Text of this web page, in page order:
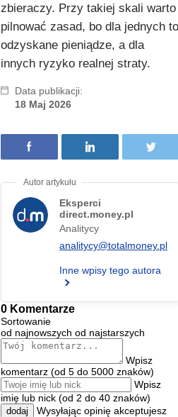
zbieraczy. Przy takiej skali warto
pilnować zasad, bo dla jednych to
odzyskane pieniądze, a dla
innych ryzyko realnej straty.
Data publikacji:
18 Maj 2026
Eksperci
direct.money.pl
Analitycy
analitycy@totalmoney.pl
Inne wpisy tego autora
0 Komentarze
Sortowanie
od najnowszych od najstarszych
Wpisz
komentarz (od 5 do 5000 znaków)
Wpisz
imię lub nick (od 2 do 40 znaków)
dodaj
Wysyłając opinię akceptujesz